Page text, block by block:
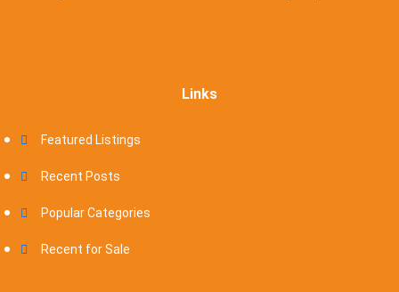
Links
Featured Listings
Recent Posts
Popular Categories
Recent for Sale